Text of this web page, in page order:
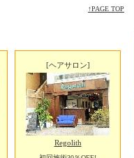
↑PAGE TOP
[ヘアサロン]
Regolith